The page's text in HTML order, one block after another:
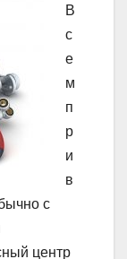
В
с
е
м
п
р
и
в
с
центр